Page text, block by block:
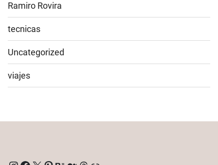
Ramiro Rovira
tecnicas
Uncategorized
viajes